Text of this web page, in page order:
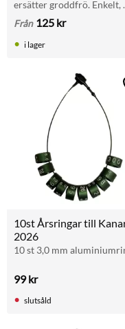
ersätter groddfrö. Enkelt,
framgångsrik
Från 125 kr
i lager
10st Årsringar till
2026
10 st 3,0 mm
99kr
slutsåld